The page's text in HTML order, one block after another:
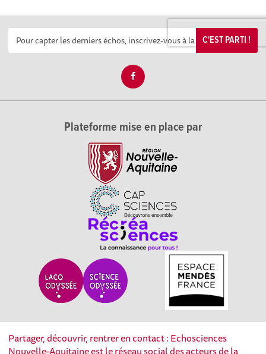
C'EST PARTI !
Plateforme mise en place par
Partager, découvrir, rentrer en contact : Echosciences